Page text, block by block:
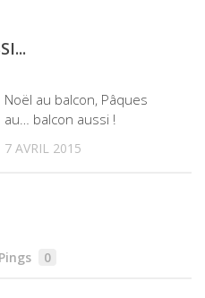
Noël au balcon, Pâques
au… balcon aussi !
7 AVRIL 2015
Pings 0